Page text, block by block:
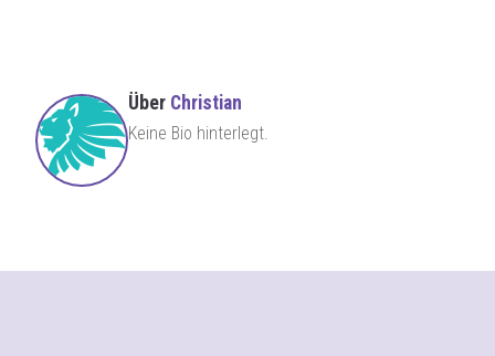
Über Christian
Keine Bio hinterlegt.